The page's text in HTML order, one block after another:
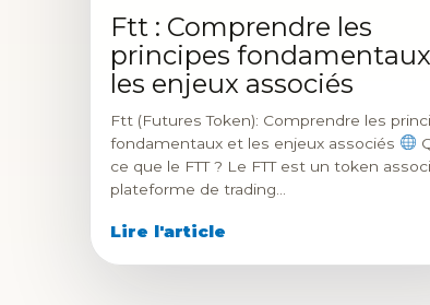
Ftt : Comprendre les
principes
les enjeux associés
Ftt (Futures Token): Comprendre les
fondamentaux et les enjeux associés
ce que le FTT ? Le FTT est un token
plateforme de trading…
Lire l'article